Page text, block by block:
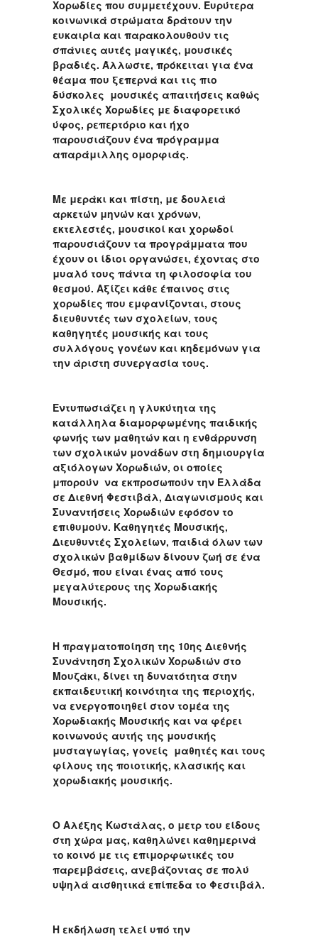
Χορωδίες που συμμετέχουν. Ευρύτερα
κοινωνικά στρώματα δράτουν την
ευκαιρία και παρακολουθούν τις
σπάνιες αυτές μαγικές, μουσικές
βραδιές. Άλλωστε, πρόκειται για ένα
θέαμα που ξεπερνά και τις πιο
δύσκολες μουσικές απαιτήσεις καθώς
Σχολικές Χορωδίες με διαφορετικό
ύφος, ρεπερτόριο και ήχο
παρουσιάζουν ένα πρόγραμμα
απαράμιλλης ομορφιάς.
Με μεράκι και πίστη, με δουλειά
αρκετών μηνών και χρόνων,
εκτελεστές, μουσικοί και χορωδοί
παρουσιάζουν τα προγράμματα που
έχουν οι ίδιοι οργανώσει, έχοντας στο
μυαλό τους πάντα τη φιλοσοφία του
θεσμού. Αξίζει κάθε έπαινος στις
χορωδίες που εμφανίζονται, στους
διευθυντές των σχολείων, τους
καθηγητές μουσικής και τους
συλλόγους γονέων και κηδεμόνων για
την άριστη συνεργασία τους.
Εντυπωσιάζει η γλυκύτητα της
κατάλληλα διαμορφωμένης παιδικής
φωνής των μαθητών και η ενθάρρυνση
των σχολικών μονάδων στη δημιουργία
αξιόλογων Χορωδιών, οι οποίες
μπορούν να εκπροσωπούν την Ελλάδα
σε Διεθνή Φεστιβάλ, Διαγωνισμούς και
Συναντήσεις Χορωδιών εφόσον το
επιθυμούν. Καθηγητές Μουσικής,
Διευθυντές Σχολείων, παιδιά όλων των
σχολικών βαθμίδων δίνουν ζωή σε ένα
Θεσμό, που είναι ένας από τους
μεγαλύτερους της Χορωδιακής
Μουσικής.
Η πραγματοποίηση της 10ης Διεθνής
Συνάντηση Σχολικών Χορωδιών στο
Μουζάκι, δίνει τη δυνατότητα στην
εκπαιδευτική κοινότητα της περιοχής,
να ενεργοποιηθεί στον τομέα της
Χορωδιακής Μουσικής και να φέρει
κοινωνούς αυτής της μουσικής
μυσταγωγίας, γονείς μαθητές και τους
φίλους της ποιοτικής, κλασικής και
χορωδιακής μουσικής.
Ο Αλέξης Κωστάλας, ο μετρ του είδους
στη χώρα μας, καθηλώνει καθημερινά
το κοινό με τις επιμορφωτικές του
παρεμβάσεις, ανεβάζοντας σε πολύ
υψηλά αισθητικά επίπεδα το Φεστιβάλ.
Η εκδήλωση τελεί υπό την